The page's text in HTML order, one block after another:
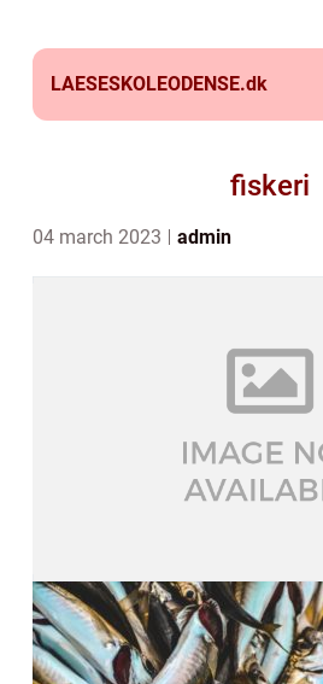
LAESESKOLEODENSE.dk
fiskeri
04 march 2023 admin